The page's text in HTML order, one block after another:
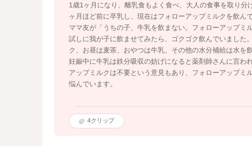
1歳1ヶ月になり、離乳食もよく食べ、大人の食事を取り分
ヶ月ほど前に卒乳し、現在はフォローアップミルクを飲んで
ママ友が「うちの子、牛乳を飲まない。フォローアップミ
試しに我が子に飲ませてみたら、ゴクゴク飲んでいました
ク、お昼は麦茶、おやつは牛乳、その他の水分補給は水を
妊娠中に牛乳は鉄分吸収の妨げになると薬剤師さんに言わ
アップミルクは不要という意見もあり、フォローアップミ
悩んでいます。
4クリップ